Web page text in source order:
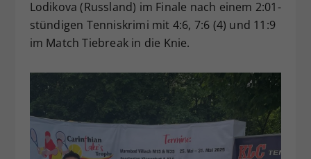
Lodikova (Russland) im Finale nach einem 2:01-
stündigen Tenniskrimi mit 4:6, 7:6 (4) und 11:9
im Match Tiebreak in die Knie.